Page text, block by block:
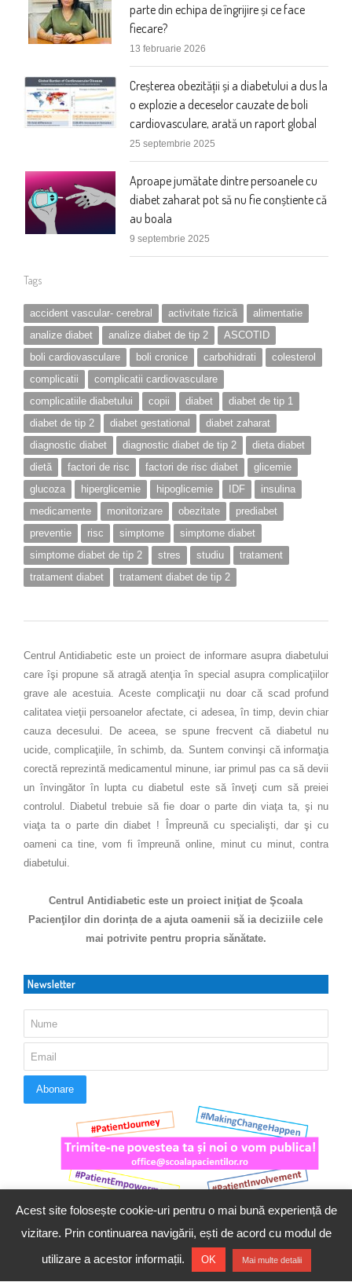
twitter facebookgoogle+linkedin pinterestprint
parte din echipa de îngrijire și ce face
fiecare?
13 februarie 2026
Creșterea obezității și a diabetului a dus la
o explozie a deceselor cauzate de boli
cardiovasculare, arată un raport global
25 septembrie 2025
Aproape jumătate dintre persoanele cu
diabet zaharat pot să nu fie conștiente că
au boala
9 septembrie 2025
Tags
accident vascular- cerebral activitate fizică
alimentatie
analize diabet
analize diabet de tip 2
ASCOTID
boli cardiovasculare
boli cronice carbohidrati
colesterol
complicatii
complicatii cardiovasculare
complicatiile diabetului
copii diabet
diabet de tip 1
diabet de tip 2
diabet gestational
diabet zaharat
diagnostic diabet
diagnostic diabet de tip 2
dieta diabet
dietă
factori de risc factori de risc diabet
glicemie
glucoza
hiperglicemie hipoglicemie IDF
insulina
medicamente
monitorizare obezitate
prediabet
preventie
risc simptome
simptome diabet
simptome diabet de tip 2
stres studiu
tratament
tratament diabet
tratament diabet de tip 2
Centrul Antidiabetic este un proiect de informare asupra diabetului
care îşi propune să atragă atenţia în special asupra complicaţiilor
grave ale acestuia. Aceste complicaţii nu doar că scad profund
calitatea vieţii persoanelor afectate, ci adesea, în timp, devin chiar
cauza decesului. De aceea, se spune frecvent că diabetul nu
ucide, complicaţiile, în schimb, da. Suntem convinşi că informaţia
corectă reprezintă medicamentul minune, iar primul pas ca să devii
un învingător în lupta cu diabetul este să înveţi cum să preiei
controlul. Diabetul trebuie să fie doar o parte din viaţa ta, şi nu
viaţa ta o parte din diabet ! Împreună cu specialişti, dar şi cu
oameni ca tine, vom fi împreună online, minut cu minut, contra
diabetului.
Centrul Antidiabetic este un proiect iniţiat de Şcoala
Pacienţilor din dorința de a ajuta oamenii să ia deciziile cele
mai potrivite pentru propria sănătate.
Newsletter
© 2016 - 2023 Copyright. Scoala Pacientilor - QUINN Media SRL.
Acest site folosește cookie-uri pentru o mai bună experiență de
vizitare. Prin continuarea navigării, ești de acord cu modul de
utilizare a acestor informații.
OK Mai multe detalii